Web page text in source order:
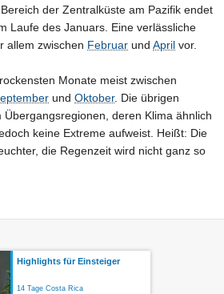
der Zentralküste am Pazifik endet
Laufe des Januars. Eine verlässliche
allem zwischen Februar und April vor.
Monate meist zwischen
und Oktober. Die übrigen
deren Klima ähnlich
keine Extreme aufweist. Heißt: Die
die Regenzeit wird nicht ganz so
Highlights für Einsteiger
14 Tage Costa Rica